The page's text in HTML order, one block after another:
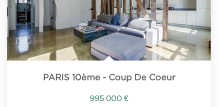
PARIS 10ème - Coup De Coeur
995 000 €